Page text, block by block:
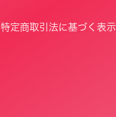
特定商取引法に基づく表示